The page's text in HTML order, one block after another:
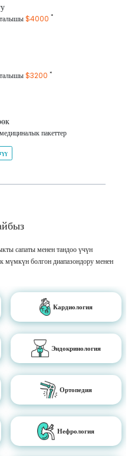
$4000 *
$3200 *
пакеттер
сапаты менен тандоо үчүн
мүмкүн болгон диапазондору менен
Кардиология
Эндокринология
Ортопедия
Нефрология